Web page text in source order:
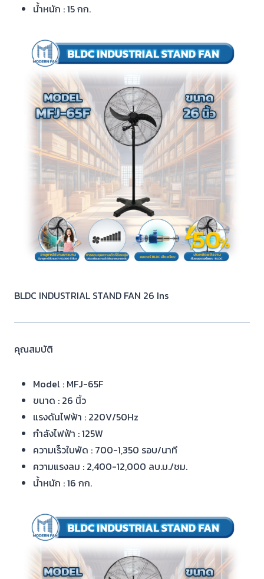
น้ำหนัก : 15 กก.
BLDC INDUSTRIAL STAND FAN 26 Ins
คุณสมบัติ
Model : MFJ-65F
ขนาด : 26 นิ้ว
แรงดันไฟฟ้า : 220V/50Hz
กำลังไฟฟ้า : 125W
ความเร็วใบพัด : 700-1,350 รอบ/นาที
ความแรงลม : 2,400-12,000 ลบ.ม./ชม.
น้ำหนัก : 16 กก.